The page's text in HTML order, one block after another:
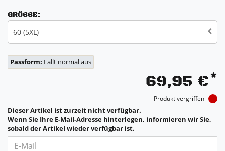
GRÖSSE:
60 (5XL)
Passform: Fällt normal aus
69,95 €*
Produkt vergriffen
Dieser Artikel ist zurzeit nicht verfügbar.
Wenn Sie Ihre E-Mail-Adresse hinterlegen, informieren wir Sie,
sobald der Artikel wieder verfügbar ist.